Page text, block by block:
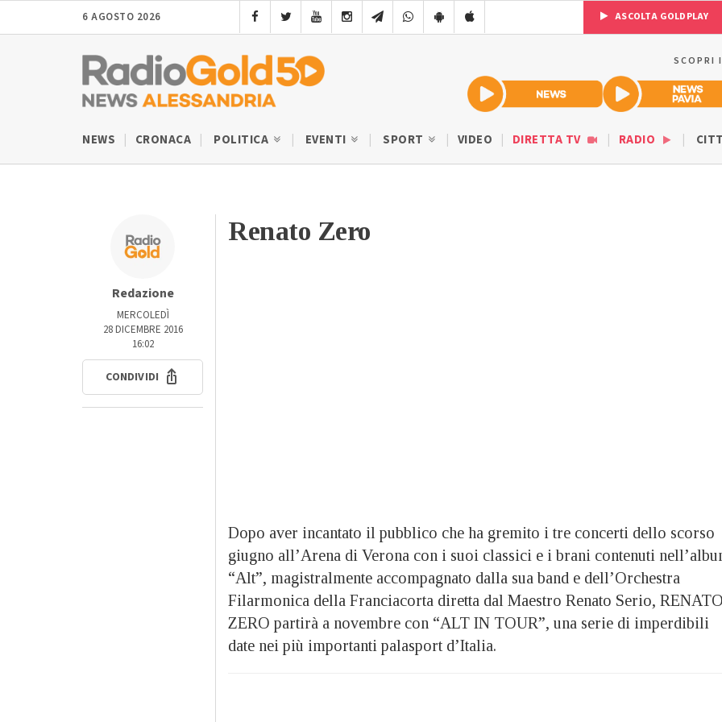
6 AGOSTO 2026 ASCOLTA GOLDPLAY
SCOPRI
NEWS CRONACA POLITICA EVENTI SPORT VIDEO DIRETTA TV RADIO
Redazione
MERCOLEDÌ
28 DICEMBRE 2016
16:02
CONDIVIDI
Renato Zero
Dopo aver incantato il pubblico che ha gremito i tre concerti dello scorso
giugno all’Arena di Verona con i suoi classici e i brani contenuti
“Alt”, magistralmente accompagnato dalla sua band e dell’Orchestra
Filarmonica della Franciacorta diretta dal Maestro Renato Serio,
ZERO partirà a novembre con “ALT IN TOUR”, una serie di imperdibili
date nei più importanti palasport d’Italia.